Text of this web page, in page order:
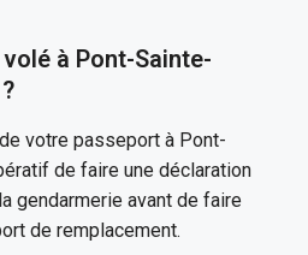
à Pont-Sainte-
votre passeport à Pont-
de faire une déclaration
gendarmerie avant de faire
de remplacement.